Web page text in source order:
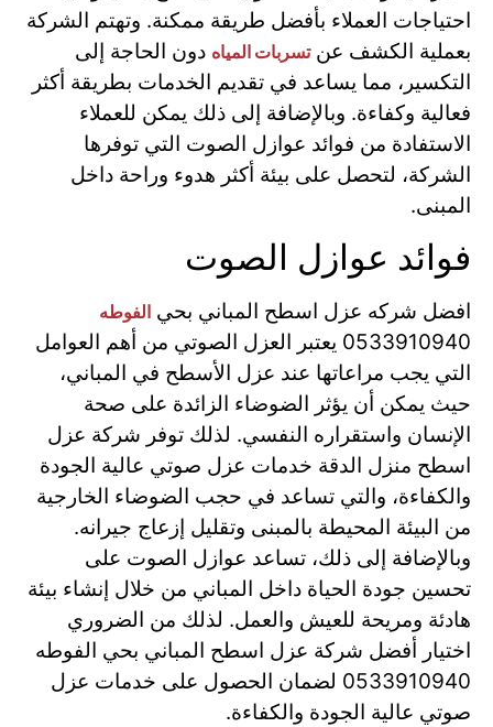
احتياجات العملاء بأفضل طريقة ممكنة. وتهتم الشركة
بعملية الكشف عنتسربات المياه دون الحاجة إلى
التكسير، مما يساعد في تقديم الخدمات بطريقة أكثر
فعالية وكفاءة. وبالإضافة إلى ذلك يمكن للعملاء
الاستفادة من فوائد عوازل الصوت التي توفرها
الشركة، لتحصل على بيئة أكثر هدوء وراحة داخل
المبنى.
فوائد عوازل الصوت
افضل شركه عزل اسطح المباني بحي الفوطه
0533910940 يعتبر العزل الصوتي من أهم العوامل
التي يجب مراعاتها عند عزل الأسطح في المباني،
حيث يمكن أن يؤثر الضوضاء الزائدة على صحة
الإنسان واستقراره النفسي. لذلك توفر شركة عزل
اسطح منزل الدقة خدمات عزل صوتي عالية الجودة
والكفاءة، والتي تساعد في حجب الضوضاء الخارجية
من البيئة المحيطة بالمبنى وتقليل إزعاج جيرانه.
وبالإضافة إلى ذلك، تساعد عوازل الصوت على
تحسين جودة الحياة داخل المباني من خلال إنشاء بيئة
هادئة ومريحة للعيش والعمل. لذلك من الضروري
اختيار أفضل شركة عزل اسطح المباني بحي الفوطه
0533910940 لضمان الحصول على خدمات عزل
صوتي عالية الجودة والكفاءة.